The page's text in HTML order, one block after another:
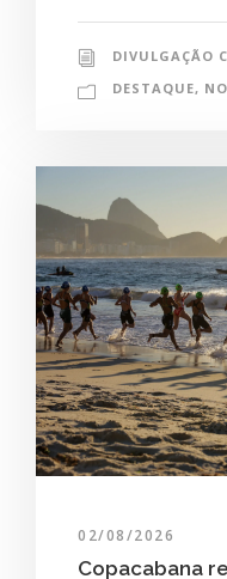
DIVULGAÇÃO
DESTAQUE,
02/08/2026
Copacabana